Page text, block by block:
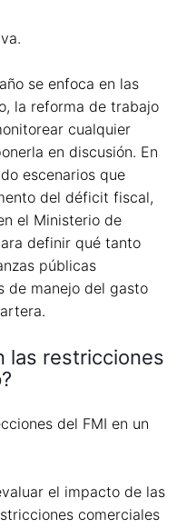
se enfoca en las
la reforma de trabajo
cualquier
en discusión. En
escenarios que
del déficit fiscal,
el Ministerio de
definir qué tanto
públicas
de manejo del gasto
las restricciones
del FMI en un
el impacto de las
comerciales